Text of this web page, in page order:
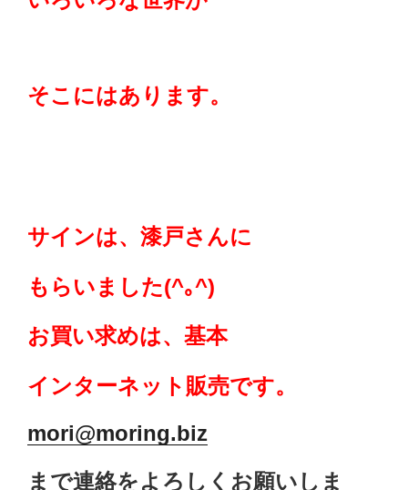
そこにはあります。
サインは、漆戸さんに
もらいました(^｡^)
お買い求めは、基本
インターネット販売です。
mori@moring.biz
まで連絡をよろしくお願いしま